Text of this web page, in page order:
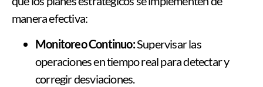
manera efectiva:
Monitoreo Continuo:Supervisar las
operaciones en tiempo real para detectar y
corregir desviaciones.